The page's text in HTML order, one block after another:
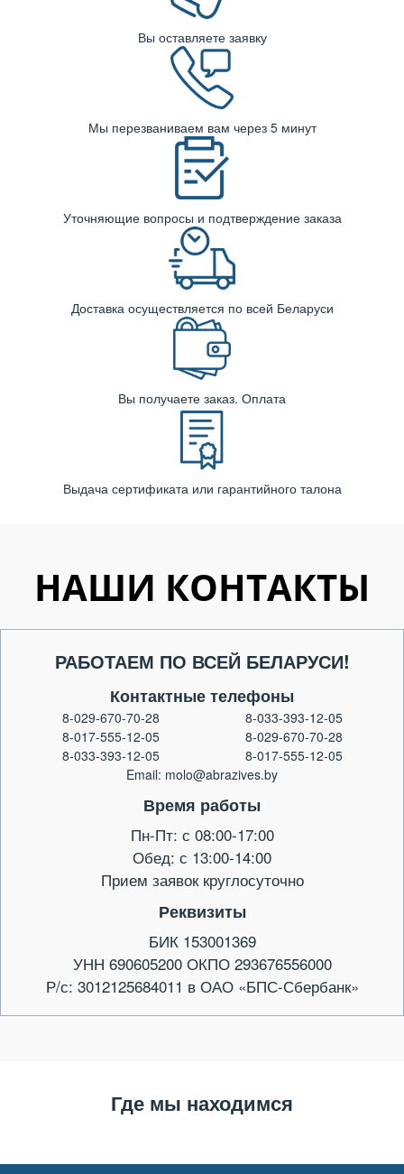
Вы оставляете заявку
Мы перезваниваем вам через 5 минут
Уточняющие вопросы и подтверждение заказа
Доставка осуществляется по всей Беларуси
Вы получаете заказ. Оплата
Выдача сертификата или гарантийного талона
НАШИ КОНТАКТЫ
РАБОТАЕМ ПО ВСЕЙ БЕЛАРУСИ!
Контактные телефоны
8-029-670-70-28
8-033-393-12-05
8-017-555-12-05
8-029-670-70-28
8-033-393-12-05
8-017-555-12-05
Email: molo@abrazives.by
Время работы
Пн-Пт: с 08:00-17:00
Обед: с 13:00-14:00
Прием заявок круглосуточно
Реквизиты
БИК 153001369
УНН 690605200 ОКПО 293676556000
Р/с: 3012125684011 в ОАО «БПС-Сбербанк»
Где мы находимся